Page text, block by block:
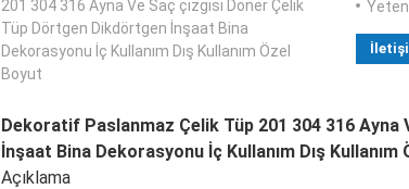
201 304 316 Ayna Ve Saç çizgisi Döner Çelik
Tüp Dörtgen Dikdörtgen İnşaat Bina
Dekorasyonu İç Kullanım Dış Kullanım Özel
Boyut
Dekoratif Paslanmaz Çelik Tüp 201 304 316
İnşaat Bina Dekorasyonu İç Kullanım Dış Kullanım
Açıklama